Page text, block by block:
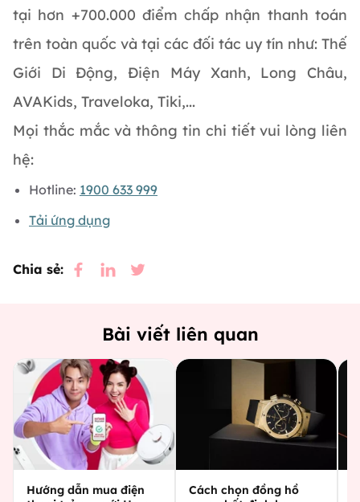
tại hơn +700.000 điểm chấp nhận thanh toán
trên toàn quốc và tại các đối tác uy tín như: Thế
Giới Di Động, Điện Máy Xanh, Long Châu,
AVAKids, Traveloka, Tiki,...
Mọi thắc mắc và thông tin chi tiết vui lòng liên
hệ:
Hotline: 1900 633 999
Tải ứng dụng
Chia sẻ:
Bài viết liên quan
Hướng dẫn mua điện
Cách chọn đồng hồ